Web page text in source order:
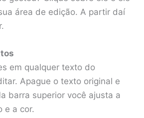
área de edição. A partir daí
em qualquer texto do
Apague o texto original e
barra superior você ajusta a
e a cor.